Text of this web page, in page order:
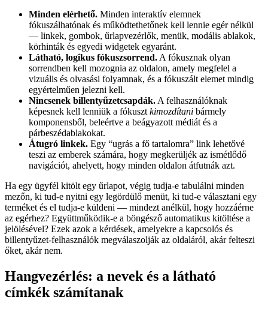
Minden elérhető. Minden interaktív elemnek
fókuszálhatónak és működtethetőnek kell lennie egér nélkül
— linkek, gombok, űrlapvezérlők, menük, modális ablakok,
körhinták és egyedi widgetek egyaránt.
Látható, logikus fókuszsorrend. A fókusznak olyan
sorrendben kell mozognia az oldalon, amely megfelel a
vizuális és olvasási folyamnak, és a fókuszált elemet mindig
egyértelműen jelezni kell.
Nincsenek billentyűzetcsapdák. A felhasználóknak
képesnek kell lenniük a fókuszt kimozdítani bármely
komponensből, beleértve a beágyazott médiát és a
párbeszédablakokat.
Átugró linkek. Egy “ugrás a fő tartalomra” link lehetővé
teszi az emberek számára, hogy megkerüljék az ismétlődő
navigációt, ahelyett, hogy minden oldalon átfutnák azt.
Ha egy ügyfél kitölt egy űrlapot, végig tudja-e tabulálni minden
mezőn, ki tud-e nyitni egy legördülő menüt, ki tud-e választani egy
terméket és el tudja-e küldeni — mindezt anélkül, hogy hozzáérne
az egérhez? Együttműködik-e a böngésző automatikus kitöltése a
jelölésével? Ezek azok a kérdések, amelyekre a kapcsolós és
billentyűzet-felhasználók megválaszolják az oldaláról, akár felteszi
őket, akár nem.
Hangvezérlés: a nevek és a látható
címkék számítanak